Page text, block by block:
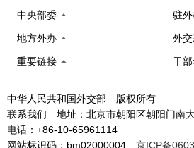
中央部委 驻
地方外办 外
重要链接 干
中华人民共和国外交部 版权所有
联系我们 地址：北京市朝阳区朝阳门
电话：+86-10-65961114
网站标识码：bm02000004 京ICP备